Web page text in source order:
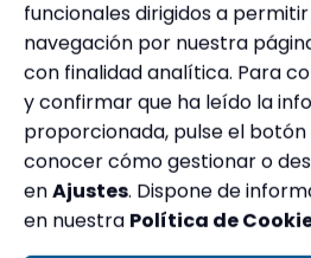
funcionales dirigidos a
navegación por nuestra
con finalidad analítica. Para
y confirmar que ha leído la
proporcionada, pulse el botón
conocer cómo gestionar o
enAjustes. Dispone de
en nuestra Política de
escríbenos
y te avisaremos cuando
comenzarlas.
¿Preparáis
las comunidades?